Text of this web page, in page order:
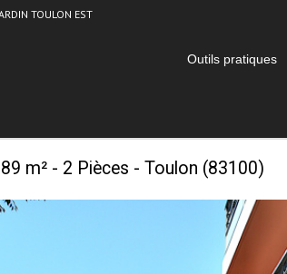
TOULON EST
Outils pratiques
m² - 2 Pièces - Toulon (83100)